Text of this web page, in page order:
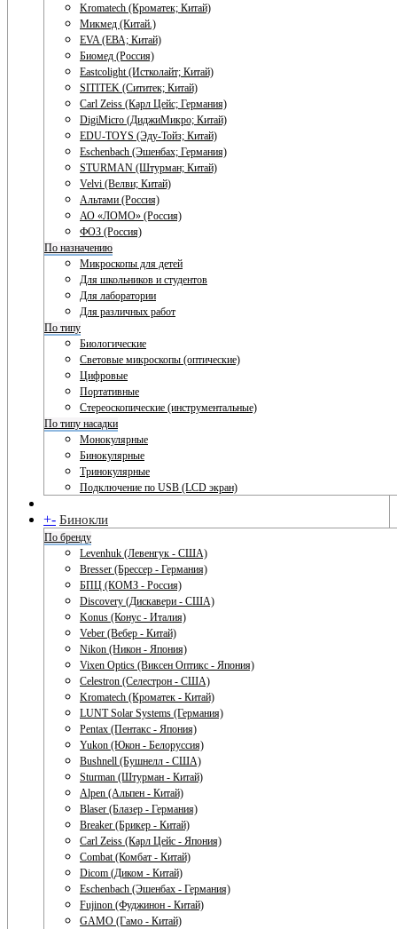
Kromatech (Кроматек; Китай)
Микмед (Китай.)
EVA (ЕВА; Китай)
Биомед (Россия)
Eastcolight (Истколайт; Китай)
SITITEK (Сититек; Китай)
Carl Zeiss (Карл Цейс; Германия)
DigiMicro (ДиджиМикро; Китай)
EDU-TOYS (Эду-Тойз; Китай)
Eschenbach (Эшенбах; Германия)
STURMAN (Штурман; Китай)
Velvi (Велви; Китай)
Альтами (Россия)
АО «ЛОМО» (Россия)
ФОЗ (Россия)
По назначению
Микроскопы для детей
Для школьников и студентов
Для лаборатории
Для различных работ
По типу
Биологические
Световые микроскопы (оптические)
Цифровые
Портативные
Стереоскопические (инструментальные)
По типу насадки
Монокулярные
Бинокулярные
Тринокулярные
Подключение по USB (LCD экран)
+- Бинокли
По бренду
Levenhuk (Левенгук - США)
Bresser (Брессер - Германия)
БПЦ (КОМЗ - Россия)
Discovery (Дискавери - США)
Konus (Конус - Италия)
Veber (Вебер - Китай)
Nikon (Никон - Япония)
Vixen Optics (Виксен Оптикс - Япония)
Celestron (Селестрон - США)
Kromatech (Кроматек - Китай)
LUNT Solar Systems (Германия)
Pentax (Пентакс - Япония)
Yukon (Юкон - Белоруссия)
Bushnell (Бушнелл - США)
Sturman (Штурман - Китай)
Alpen (Альпен - Китай)
Blaser (Блазер - Германия)
Breaker (Брикер - Китай)
Carl Zeiss (Карл Цейс - Япония)
Combat (Комбат - Китай)
Dicom (Диком - Китай)
Eschenbach (Эшенбах - Германия)
Fujinon (Фуджинон - Китай)
GAMO (Гамо - Китай)